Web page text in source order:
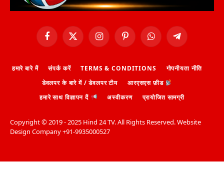
FacebookX
(Twitter)
InstagramPinterestWhatsAppTelegram
हमारे बारे में संपर्क करें TERMS & CONDITIONS
गोपनीयता नीति
डेवलपर के बारे में / डेवलपर टीम
आरएसएस फ़ीड
हमारे साथ विज्ञापन दें
अस्वीकरण प्रायोजित सामग्री
Copyright ©️ 2019 - 2025 Hind 24 TV. All Rights Reserved. Website
Design Company +91-9935000527